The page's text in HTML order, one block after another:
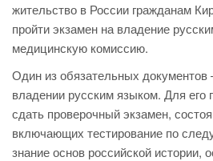
жительство в России гражданам
пройти экзамен на владение
медицинскую комиссию.
Один из обязательных
владении русским языком. Для его
сдать проверочный экзамен,
включающих тестирование по
знание основ российской истории,